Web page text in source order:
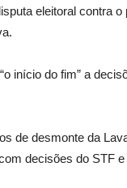
eleitoral contra o
início do fim” a
de desmonte da
decisões do STF